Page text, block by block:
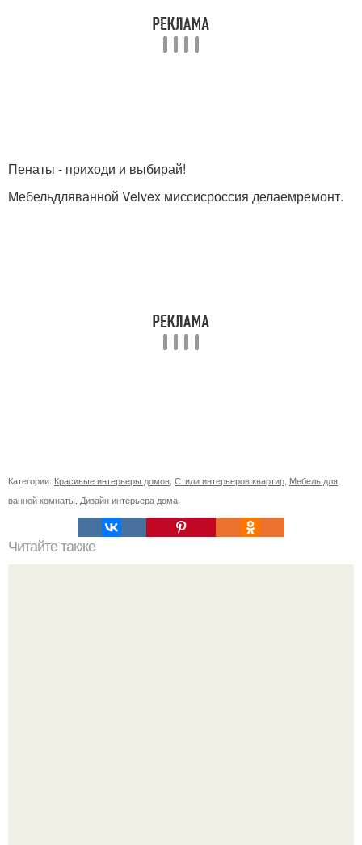
Пенаты - приходи и выбирай!
Мебельдляванной Velvex миссисроссия делаемремонт.
Категории: Красивые интерьеры домов Стили интерьеров квартир Мебель для
ванной комнаты Дизайн интерьера дома
Читайте также